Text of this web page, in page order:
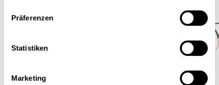
Präferenzen
Statistiken
Marketing